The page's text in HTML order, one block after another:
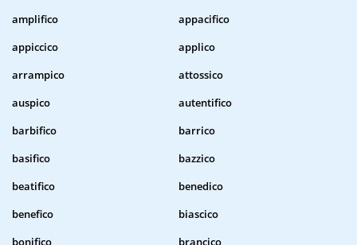
amplifico
appacifico
appiccico
applico
arrampico
attossico
auspico
autentifico
barbifico
barrico
basifico
bazzico
beatifico
benedico
benefico
biascico
bonifico
brancico